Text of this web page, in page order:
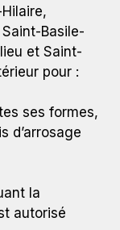
Basile-
et Saint-
pour :
ses formes,
d’arrosage
la
autorisé